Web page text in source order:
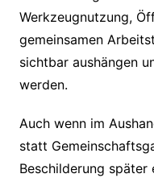
Werkzeugnutzung,
gemeinsamen
sichtbar aushängen
werden.
Auch wenn im
statt
Beschilderung